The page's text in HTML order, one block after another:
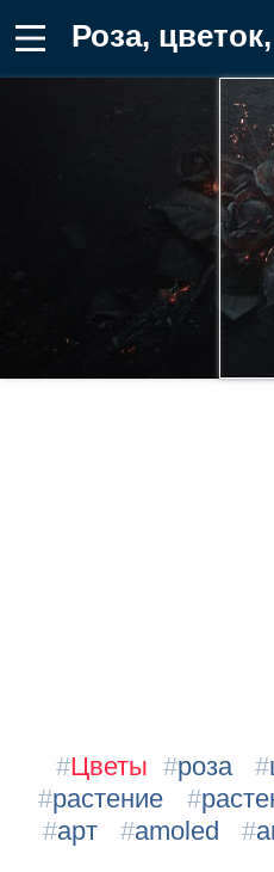
Роза, цветок, цветы,
#Цветы #роза #
#растение #
#арт #amoled #